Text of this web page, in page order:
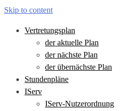
Skip to content
Vertretungsplan
der aktuelle Plan
der nächste Plan
der übernächste Plan
Stundenpläne
IServ
IServ-Nutzerordnung